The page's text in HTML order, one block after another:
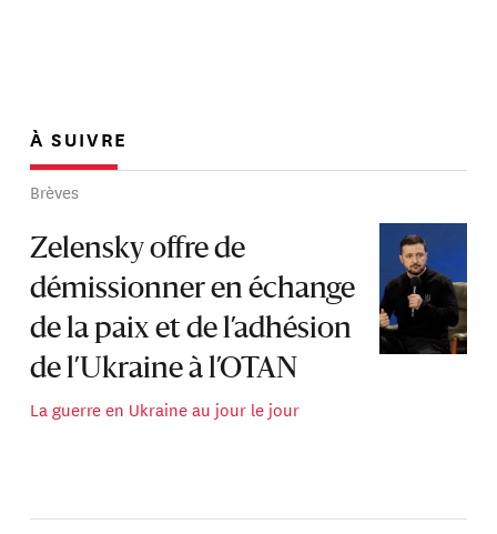
À SUIVRE
Brèves
Zelensky offre de
démissionner en échange
de la paix et de l’adhésion
de l’Ukraine à l’OTAN
La guerre en Ukraine au jour le jour